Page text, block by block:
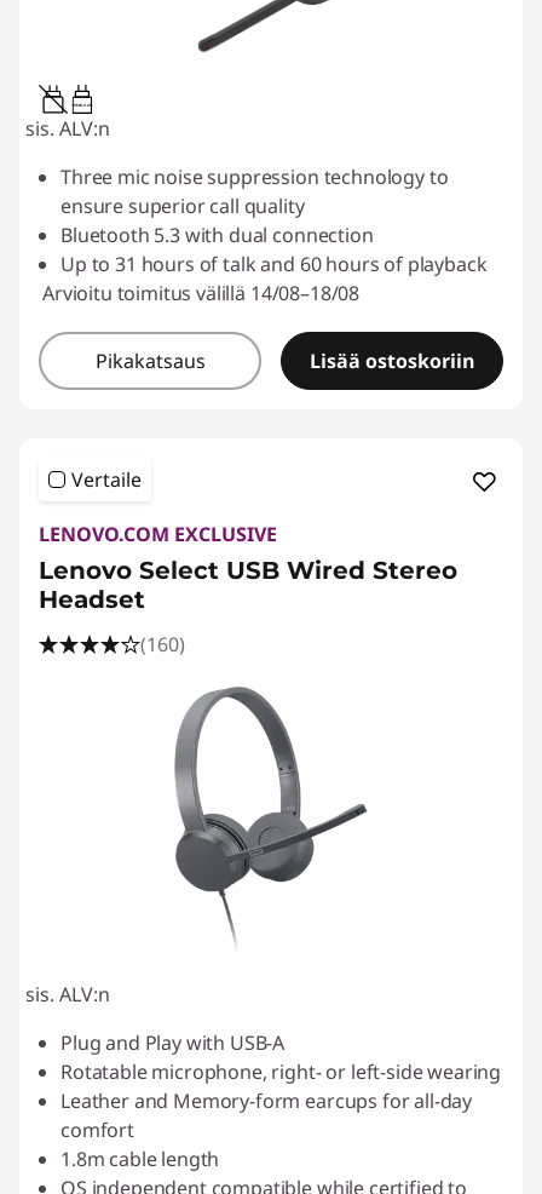
0.95W-3.25W
sis. ALV:n
Three mic noise suppression technology to
ensure superior call quality
Bluetooth 5.3 with dual connection
Up to 31 hours of talk and 60 hours of playback
Arvioitu toimitus välillä 14/08–18/08
Pikakatsaus Lisää ostoskoriin
Vertaile
LENOVO.COM EXCLUSIVE
Lenovo Select USB Wired Stereo
Headset
(160)
sis. ALV:n
Plug and Play with USB-A
Rotatable microphone, right- or left-side wearing
Leather and Memory-form earcups for all-day
comfort
1.8m cable length
OS independent compatible while certified to